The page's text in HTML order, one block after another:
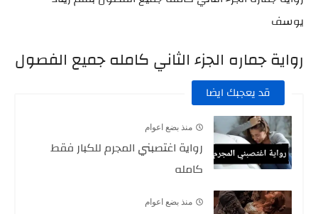
يوسف
رواية جماره الجزء الثاني كامله جميع الفصول
قد يعجبك ايضا
منذ بضع اعوام
رواية اغتصبني المجرم للكبار فقط
كامله
منذ بضع اعوام